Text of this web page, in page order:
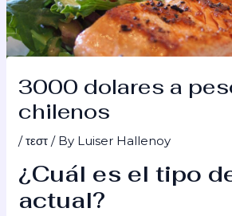
3000 dolares a
chilenos
/τεστ / By Luiser Hallenoy
¿Cuál es el tipo
actual?